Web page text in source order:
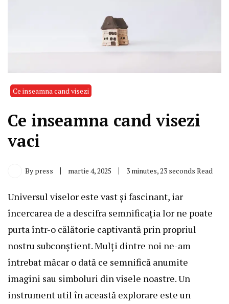
Ce inseamna cand visezi
Ce inseamna cand visezi
vaci
By press martie 4, 2025 3 minutes, 23 seconds Read
Universul viselor este vast și fascinant, iar
încercarea de a descifra semnificația lor ne poate
purta într-o călătorie captivantă prin propriul
nostru subconștient. Mulți dintre noi ne-am
întrebat măcar o dată ce semnifică anumite
imagini sau simboluri din visele noastre. Un
instrument util în această explorare este un